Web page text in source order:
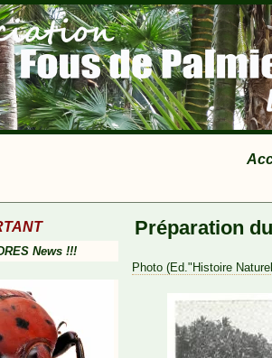
News !!!
Préparation
Photo (Ed."Histoire